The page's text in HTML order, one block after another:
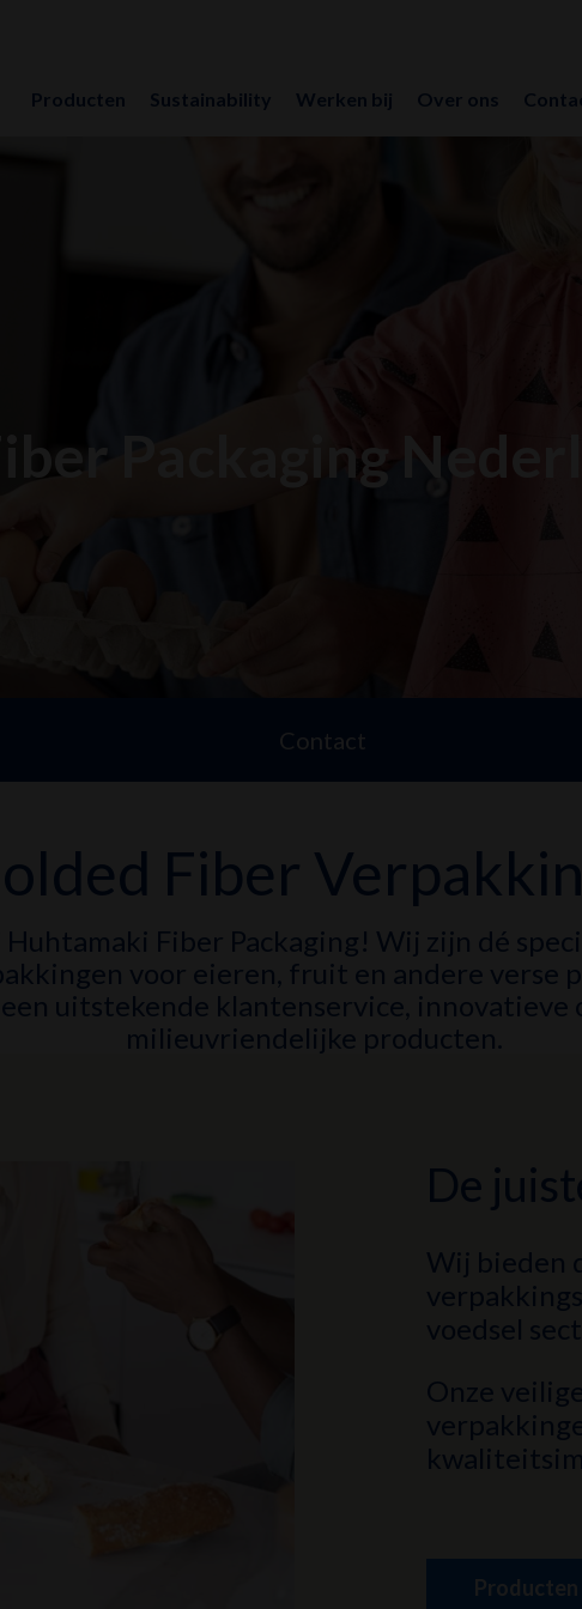
Producten Sustainability Werken bij Over ons
Packaging
Contact
Fiber
Fiber Packaging! Wij zijn dé
voor eieren, fruit en andere verse
uitstekende klantenservice, innovatieve
milieuvriendelijke producten.
De
Wij bieden
voedsel
Onze
Producten